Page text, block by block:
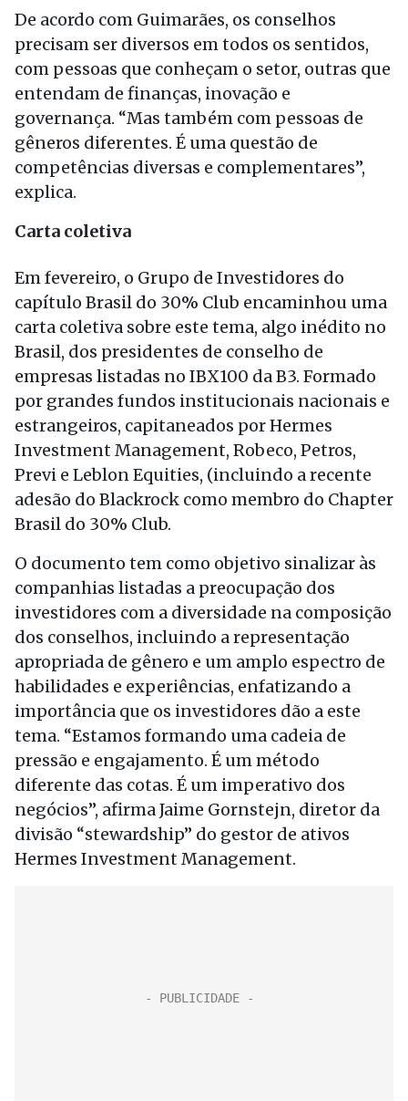
De acordo com Guimarães, os conselhos
precisam ser diversos em todos os sentidos,
com pessoas que conheçam o setor, outras que
entendam de finanças, inovação e
governança. “Mas também com pessoas de
gêneros diferentes. É uma questão de
competências diversas e complementares”,
explica.
Carta coletiva
Em fevereiro, o Grupo de Investidores do
capítulo Brasil do 30% Club encaminhou uma
carta coletiva sobre este tema, algo inédito no
Brasil, dos presidentes de conselho de
empresas listadas no IBX100 da B3. Formado
por grandes fundos institucionais nacionais e
estrangeiros, capitaneados por Hermes
Investment Management, Robeco, Petros,
Previ e Leblon Equities, (incluindo a recente
adesão do Blackrock como membro do Chapter
Brasil do 30% Club.
O documento tem como objetivo sinalizar às
companhias listadas a preocupação dos
investidores com a diversidade na composição
dos conselhos, incluindo a representação
apropriada de gênero e um amplo espectro de
habilidades e experiências, enfatizando a
importância que os investidores dão a este
tema. “Estamos formando uma cadeia de
pressão e engajamento. É um método
diferente das cotas. É um imperativo dos
negócios”, afirma Jaime Gornstejn, diretor da
divisão “stewardship” do gestor de ativos
Hermes Investment Management.